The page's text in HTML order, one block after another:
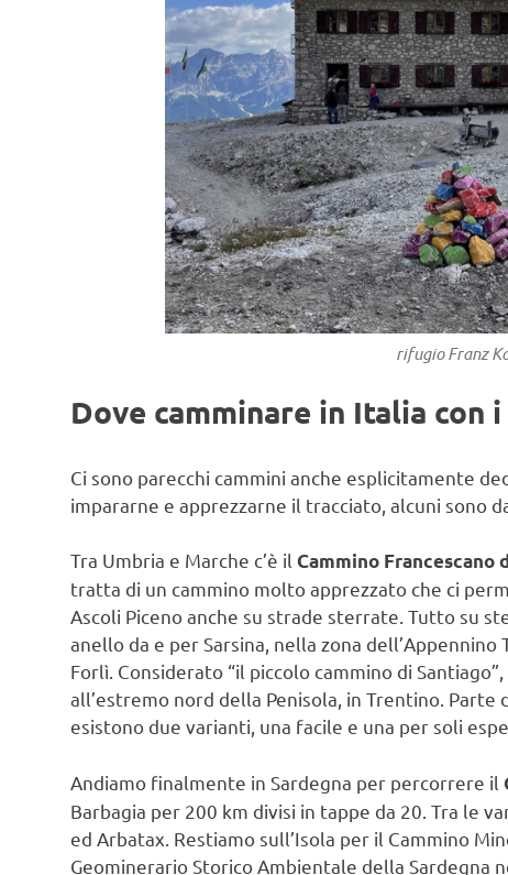
rifugio Franz
Dove camminare in Italia con
Ci sono parecchi cammini anche esplicitamente
impararne e apprezzarne il tracciato, alcuni sono
Tra Umbria e Marche c’è il Cammino Francescano
tratta di un cammino molto apprezzato che ci
Ascoli Piceno anche su strade sterrate. Tutto su
anello da e per Sarsina, nella zona
Forlì. Considerato “il piccolo cammino di
all’estremo nord della Penisola, in Trentino. Parte
esistono due varianti, una facile e una per soli
Andiamo finalmente in Sardegna per percorrere il
Barbagia per 200 km divisi in tappe da 20. Tra le
ed Arbatax. Restiamo sull’Isola per il Cammino
Geominerario Storico Ambientale della Sardegna